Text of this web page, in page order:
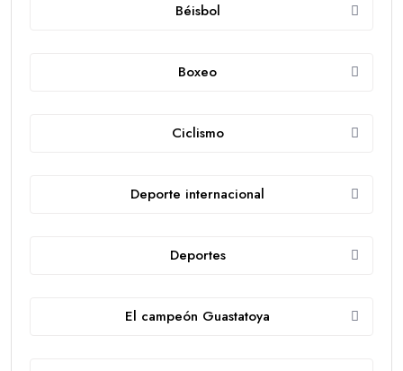
Béisbol
Boxeo
Ciclismo
Deporte internacional
Deportes
El campeón Guastatoya